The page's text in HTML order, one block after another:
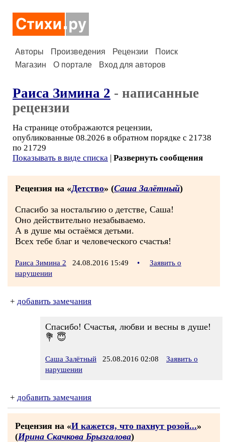
Авторы Произведения Рецензии
Поиск
Магазин
О портале Вход для авторов
Раиса Зимина 2 - написанные
рецензии
На странице отображаются рецензии,
опубликованные 08.2026 в обратном порядке с 21738
по 21729
Показывать в виде списка | Развернуть сообщения
Рецензия на «Детство» (Саша Залётный)
Спасибо за ностальгию о детстве, Саша!
Оно действительно незабываемо.
А в душе мы остаёмся детьми.
Всех тебе благ и человеческого счастья!
Раиса Зимина 2 24.08.2016 15:49 •
Заявить о
нарушении
+ добавить замечания
Спасибо! Счастья, любви и весны в душе!
💐 😇
Саша Залётный 25.08.2016 02:08
Заявить о
нарушении
+ добавить замечания
Рецензия на «И кажется, что пахнут розой...»
(Ирина Скачкова Брызгалова)